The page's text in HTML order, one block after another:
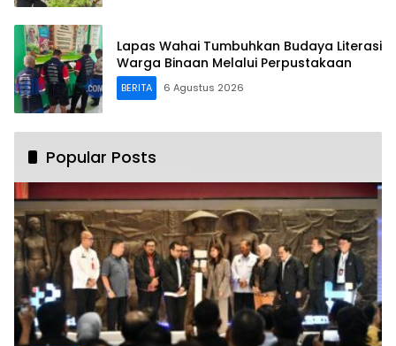
Lapas Wahai Tumbuhkan Budaya Literasi
Warga Binaan Melalui Perpustakaan
BERITA 6 Agustus 2026
Popular Posts